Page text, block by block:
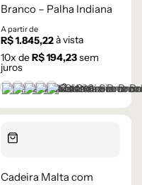
Branco – Palha Indiana
A partir de
R$1.845,22à vista
10x deR$194,23sem
juros
Castanho
Castanho Médio
Laca Branco
Laca Cinza
Laca Preta
+2 cores
Cadeira Malta com